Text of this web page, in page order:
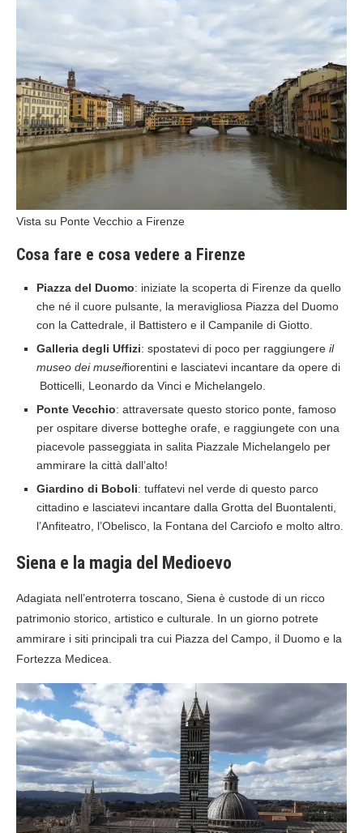
Vista su Ponte Vecchio a Firenze
Cosa fare e cosa vedere a Firenze
Piazza del Duomo: iniziate la scoperta di Firenze da quello
che né il cuore pulsante, la meravigliosa Piazza del Duomo
con la Cattedrale, il Battistero e il Campanile di Giotto.
Galleria degli Uffizi: spostatevi di poco per raggiungere il
museo dei museifiorentini e lasciatevi incantare da opere di
Botticelli, Leonardo da Vinci e Michelangelo.
Ponte Vecchio: attraversate questo storico ponte, famoso
per ospitare diverse botteghe orafe, e raggiungete con una
piacevole passeggiata in salita Piazzale Michelangelo per
ammirare la città dall’alto!
Giardino di Boboli: tuffatevi nel verde di questo parco
cittadino e lasciatevi incantare dalla Grotta del Buontalenti,
l’Anfiteatro, l’Obelisco, la Fontana del Carciofo e molto altro.
Siena e la magia del Medioevo
Adagiata nell’entroterra toscano, Siena è custode di un ricco
patrimonio storico, artistico e culturale. In un giorno potrete
ammirare i siti principali tra cui Piazza del Campo, il Duomo e la
Fortezza Medicea.